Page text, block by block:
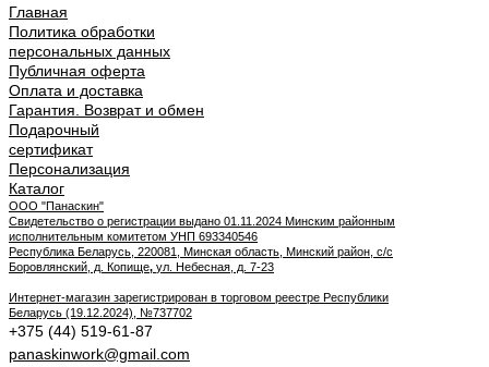
Главная
Политика обработки
персональных данных
Публичная оферта
Оплата и доставка
Гарантия. Возврат и обмен
Подарочный
сертификат
Персонализация
Каталог
ООО "Панаскин"
Свидетельство о регистрации выдано 01.11.2024 Минским районным
исполнительным комитетом УНП 693340546
Республика Беларусь, 220081, Минская область, Минский район, с/с
Боровлянский, д. Копище, ул. Небесная, д. 7-23
Интернет-магазин зарегистрирован в торговом реестре Республики
Беларусь (19.12.2024), №737702
+375 (44) 519-61-87
panaskinwork@gmail.com